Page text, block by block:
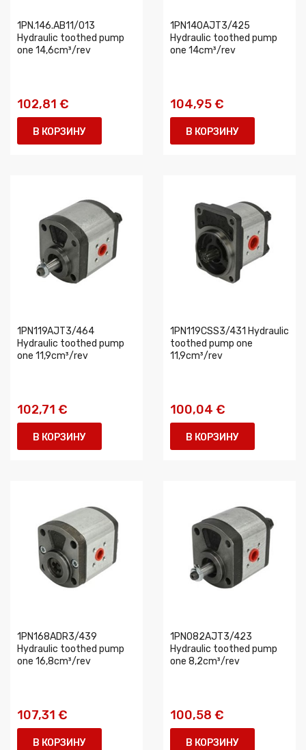
1PN.146.AB11/013
Hydraulic toothed pump
one 14,6cm³/rev
102,81 €
В КОРЗИНУ
1PN140AJT3/425
Hydraulic toothed pump
one 14cm³/rev
104,95 €
В КОРЗИНУ
1PN119AJT3/464
Hydraulic toothed pump
one 11,9cm³/rev
102,71 €
В КОРЗИНУ
1PN119CSS3/431 Hydraulic
toothed pump one
11,9cm³/rev
100,04 €
В КОРЗИНУ
1PN168ADR3/439
Hydraulic toothed pump
one 16,8cm³/rev
107,31 €
В КОРЗИНУ
1PN082AJT3/423
Hydraulic toothed pump
one 8,2cm³/rev
100,58 €
В КОРЗИНУ